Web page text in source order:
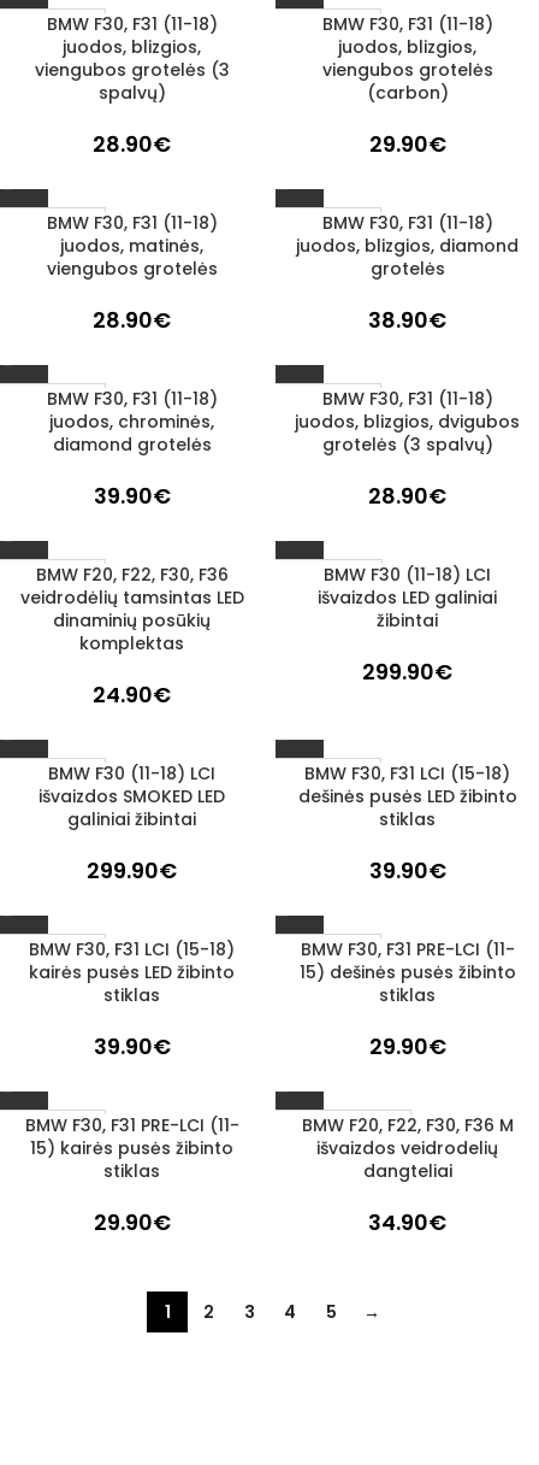
1–3 D. D.
BMW F30, F31 (11-18)
juodos, blizgios,
viengubos grotelės (3
spalvų)
28.90€
1–3 D. D.
BMW F30, F31 (11-18)
juodos, blizgios,
viengubos grotelės
(carbon)
29.90€
1–3 D. D.
BMW F30, F31 (11-18)
juodos, matinės,
viengubos grotelės
28.90€
1–3 D. D.
BMW F30, F31 (11-18)
juodos, blizgios, diamond
grotelės
38.90€
1–3 D. D.
BMW F30, F31 (11-18)
juodos, chrominės,
diamond grotelės
39.90€
1–3 D. D.
BMW F30, F31 (11-18)
juodos, blizgios, dvigubos
grotelės (3 spalvų)
28.90€
1–3 D. D.
BMW F20, F22, F30, F36
veidrodėlių tamsintas LED
dinaminių posūkių
komplektas
24.90€
IŠPARDUOTA
BMW F30 (11-18) LCI
išvaizdos LED galiniai
žibintai
299.90€
1–3 D. D.
BMW F30 (11-18) LCI
išvaizdos SMOKED LED
galiniai žibintai
299.90€
1–3 D. D.
BMW F30, F31 LCI (15-18)
dešinės pusės LED žibinto
stiklas
39.90€
1–3 D. D.
BMW F30, F31 LCI (15-18)
kairės pusės LED žibinto
stiklas
39.90€
1–3 D. D.
BMW F30, F31 PRE-LCI (11-
15) dešinės pusės žibinto
stiklas
29.90€
1–3 D. D.
BMW F30, F31 PRE-LCI (11-
15) kairės pusės žibinto
stiklas
29.90€
UŽSAKOMA PREKĖ
3–5 D. D.
BMW F20, F22, F30, F36 M
išvaizdos veidrodelių
dangteliai
34.90€
1 2 3 4 5 →